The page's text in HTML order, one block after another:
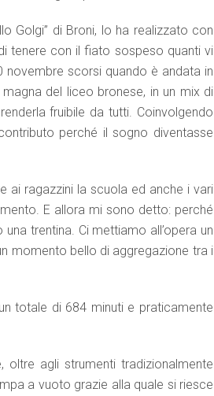
Golgi” di Broni, lo ha realizzato con
tenere con il fiato sospeso quanti vi
scorsi quando è andata in
del liceo bronese, in un mix di
fruibile da tutti. Coinvolgendo
perché il sogno diventasse
ai ragazzini la scuola ed anche i vari
E allora mi sono detto: perché
trentina. Ci mettiamo all’opera un
momento bello di aggregazione tra i
totale di 684 minuti e praticamente
agli strumenti tradizionalmente
a vuoto grazie alla quale si riesce